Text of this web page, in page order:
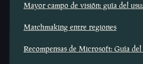
Mayor campo de visión: guía del
Matchmaking entre regiones
Recompensas de Microsoft: Guía